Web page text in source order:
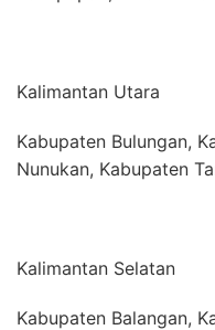
Kalimantan Utara
Kabupaten Bulungan,
Nunukan, Kabupaten
Kalimantan Selatan
Kabupaten Balangan,